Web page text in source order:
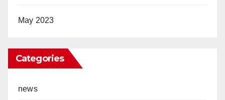
May 2023
Categories
news